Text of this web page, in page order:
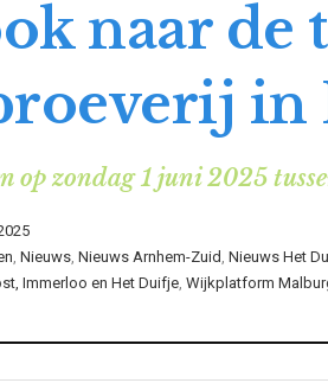
naar de
op zondag 1 juni 2025
, Nieuws, Nieuws Arnhem-Zuid , Nieuws Het
Immerloo en Het Duifje, Wijkplatform